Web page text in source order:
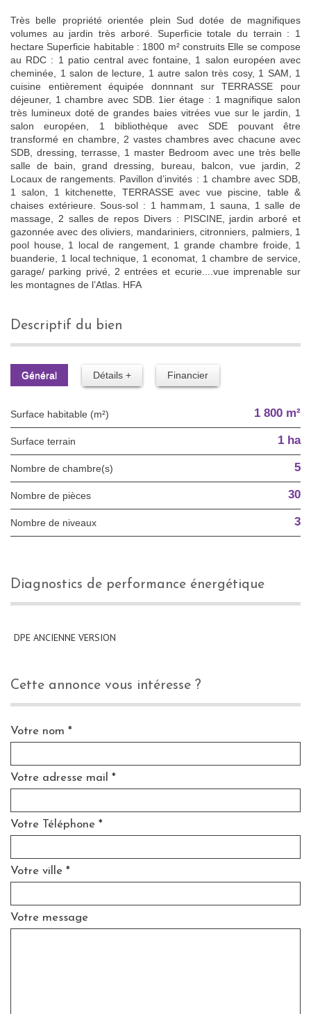
Très belle propriété orientée plein Sud dotée de magnifiques
volumes au jardin très arboré. Superficie totale du terrain : 1
hectare Superficie habitable : 1800 m² construits Elle se compose
au RDC : 1 patio central avec fontaine, 1 salon européen avec
cheminée, 1 salon de lecture, 1 autre salon très cosy, 1 SAM, 1
cuisine entièrement équipée donnnant sur TERRASSE pour
déjeuner, 1 chambre avec SDB. 1ier étage : 1 magnifique salon
très lumineux doté de grandes baies vitrées vue sur le jardin, 1
salon européen, 1 bibliothèque avec SDE pouvant être
transformé en chambre, 2 vastes chambres avec chacune avec
SDB, dressing, terrasse, 1 master Bedroom avec une très belle
salle de bain, grand dressing, bureau, balcon, vue jardin, 2
Locaux de rangements. Pavillon d’invités : 1 chambre avec SDB,
1 salon, 1 kitchenette, TERRASSE avec vue piscine, table &
chaises extérieure. Sous-sol : 1 hammam, 1 sauna, 1 salle de
massage, 2 salles de repos Divers : PISCINE, jardin arboré et
gazonnée avec des oliviers, mandariniers, citronniers, palmiers, 1
pool house, 1 local de rangement, 1 grande chambre froide, 1
buanderie, 1 local technique, 1 economat, 1 chambre de service,
garage/ parking privé, 2 entrées et ecurie....vue imprenable sur
les montagnes de l’Atlas. HFA
descriptif du bien
Général Détails + Financier
Surface habitable (m²) 1 800 m²
surface terrain 1 ha
Nombre de chambre(s) 5
Nombre de pièces 30
Nombre de niveaux 3
diagnostics de performance énergétique
DPE ANCIENNE VERSION
cette annonce vous intéresse ?
Votre nom *
Votre adresse mail *
Votre Téléphone *
Votre ville *
Votre message